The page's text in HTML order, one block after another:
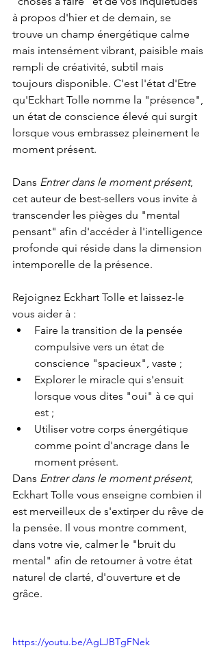
à propos d'hier et de demain, se
trouve un champ énergétique calme
mais intensément vibrant, paisible mais
rempli de créativité, subtil mais
toujours disponible. C'est l'état d'Etre
qu'Eckhart Tolle nomme la "présence",
un état de conscience élevé qui surgit
lorsque vous embrassez pleinement le
moment présent.
Dans Entrer dans le moment présent,
cet auteur de best-sellers vous invite à
transcender les pièges du "mental
pensant" afin d'accéder à l'intelligence
profonde qui réside dans la dimension
intemporelle de la présence.
Rejoignez Eckhart Tolle et laissez-le
vous aider à :
Faire la transition de la pensée
compulsive vers un état de
conscience "spacieux", vaste ;
Explorer le miracle qui s'ensuit
lorsque vous dites "oui" à ce qui
est ;
Utiliser votre corps énergétique
comme point d'ancrage dans le
moment présent.
Dans Entrer dans le moment présent,
Eckhart Tolle vous enseigne combien il
est merveilleux de s'extirper du rêve de
la pensée. Il vous montre comment,
dans votre vie, calmer le "bruit du
mental" afin de retourner à votre état
naturel de clarté, d'ouverture et de
grâce.
https://youtu.be/AgLJBTgFNek